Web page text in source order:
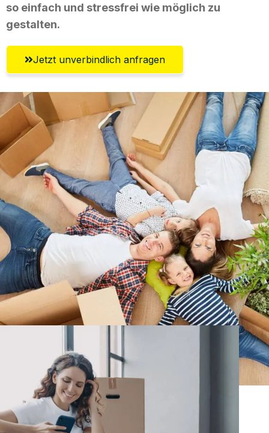
so einfach und stressfrei wie möglich zu
gestalten.
Jetzt unverbindlich anfragen